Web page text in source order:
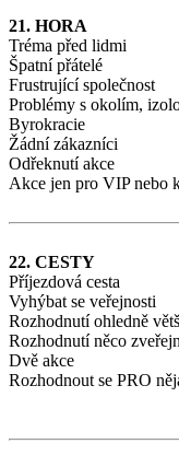
21. HORA
Tréma před lidmi
Špatní přátelé
Frustrující společnost
Problémy s okolím,
Byrokracie
Žádní zákazníci
Odřeknutí akce
Akce jen pro VIP nebo
22. CESTY
Příjezdová cesta
Vyhýbat se veřejnosti
Rozhodnutí ohledně
Rozhodnutí něco
Dvě akce
Rozhodnout se PRO